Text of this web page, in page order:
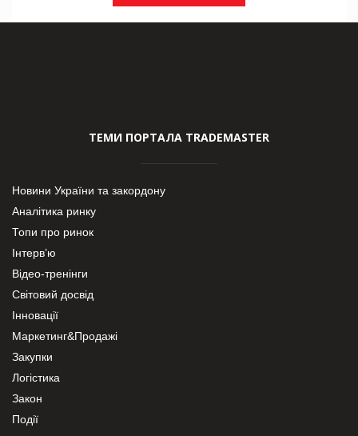
ТЕМИ ПОРТАЛА TRADEMASTER
Новини України та закордону
Аналітика ринку
Топи про ринок
Інтерв’ю
Відео-тренінги
Світовий досвід
Інновації
Маркетинг&Продажі
Закупки
Логістика
Закон
Події